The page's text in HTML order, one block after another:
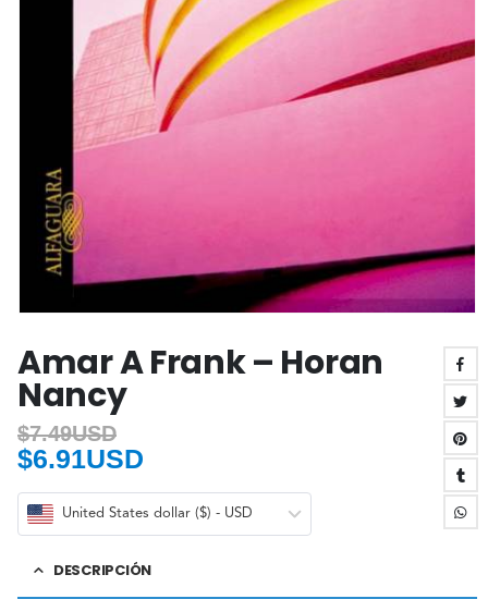
Amar A Frank – Horan
Nancy
$7.49USD
$6.91USD
United States dollar ($) - USD
DESCRIPCIÓN